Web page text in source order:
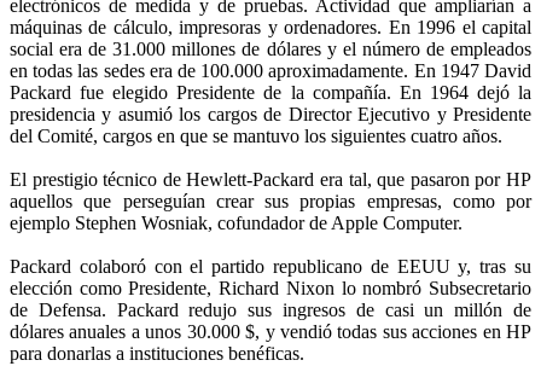
electrónicos de medida y de pruebas. Actividad que ampliarían a
máquinas de cálculo, impresoras y ordenadores. En 1996 el capital
social era de 31.000 millones de dólares y el número de empleados
en todas las sedes era de 100.000 aproximadamente. En 1947 David
Packard fue elegido Presidente de la compañía. En 1964 dejó la
presidencia y asumió los cargos de Director Ejecutivo y Presidente
del Comité, cargos en que se mantuvo los siguientes cuatro años.
El prestigio técnico de Hewlett-Packard era tal, que pasaron por HP
aquellos que perseguían crear sus propias empresas, como por
ejemplo Stephen Wosniak, cofundador de Apple Computer.
Packard colaboró con el partido republicano de EEUU y, tras su
elección como Presidente, Richard Nixon lo nombró Subsecretario
de Defensa. Packard redujo sus ingresos de casi un millón de
dólares anuales a unos 30.000 $, y vendió todas sus acciones en HP
para donarlas a instituciones benéficas.